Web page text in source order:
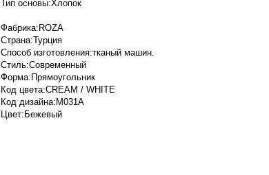
Тип основы:Хлопок
Фабрика:ROZA
Страна:Турция
Способ изготовления:тканый машин.
Стиль:Современный
Форма:Прямоугольник
Код цвета:CREAM / WHITE
Код дизайна:M031A
Цвет:Бежевый